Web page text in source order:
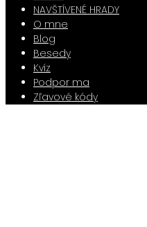
NAVŠTÍVENÉ HRADY
O mne
Blog
Besedy
Kvíz
Podpor ma
Zľavové kódy